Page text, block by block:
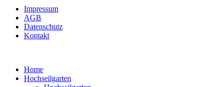
Impressum
AGB
Datenschutz
Kontakt
Home
Hochseilgarten